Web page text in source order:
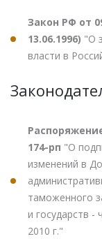
Закон РФ от
13.06.1996) "О
власти в
174-рп "О
изменений в
таможенного
и государств
2010 г."